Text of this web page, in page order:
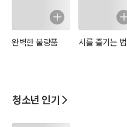
완벽한 불량품 시를 즐기는 법
청소년 인기